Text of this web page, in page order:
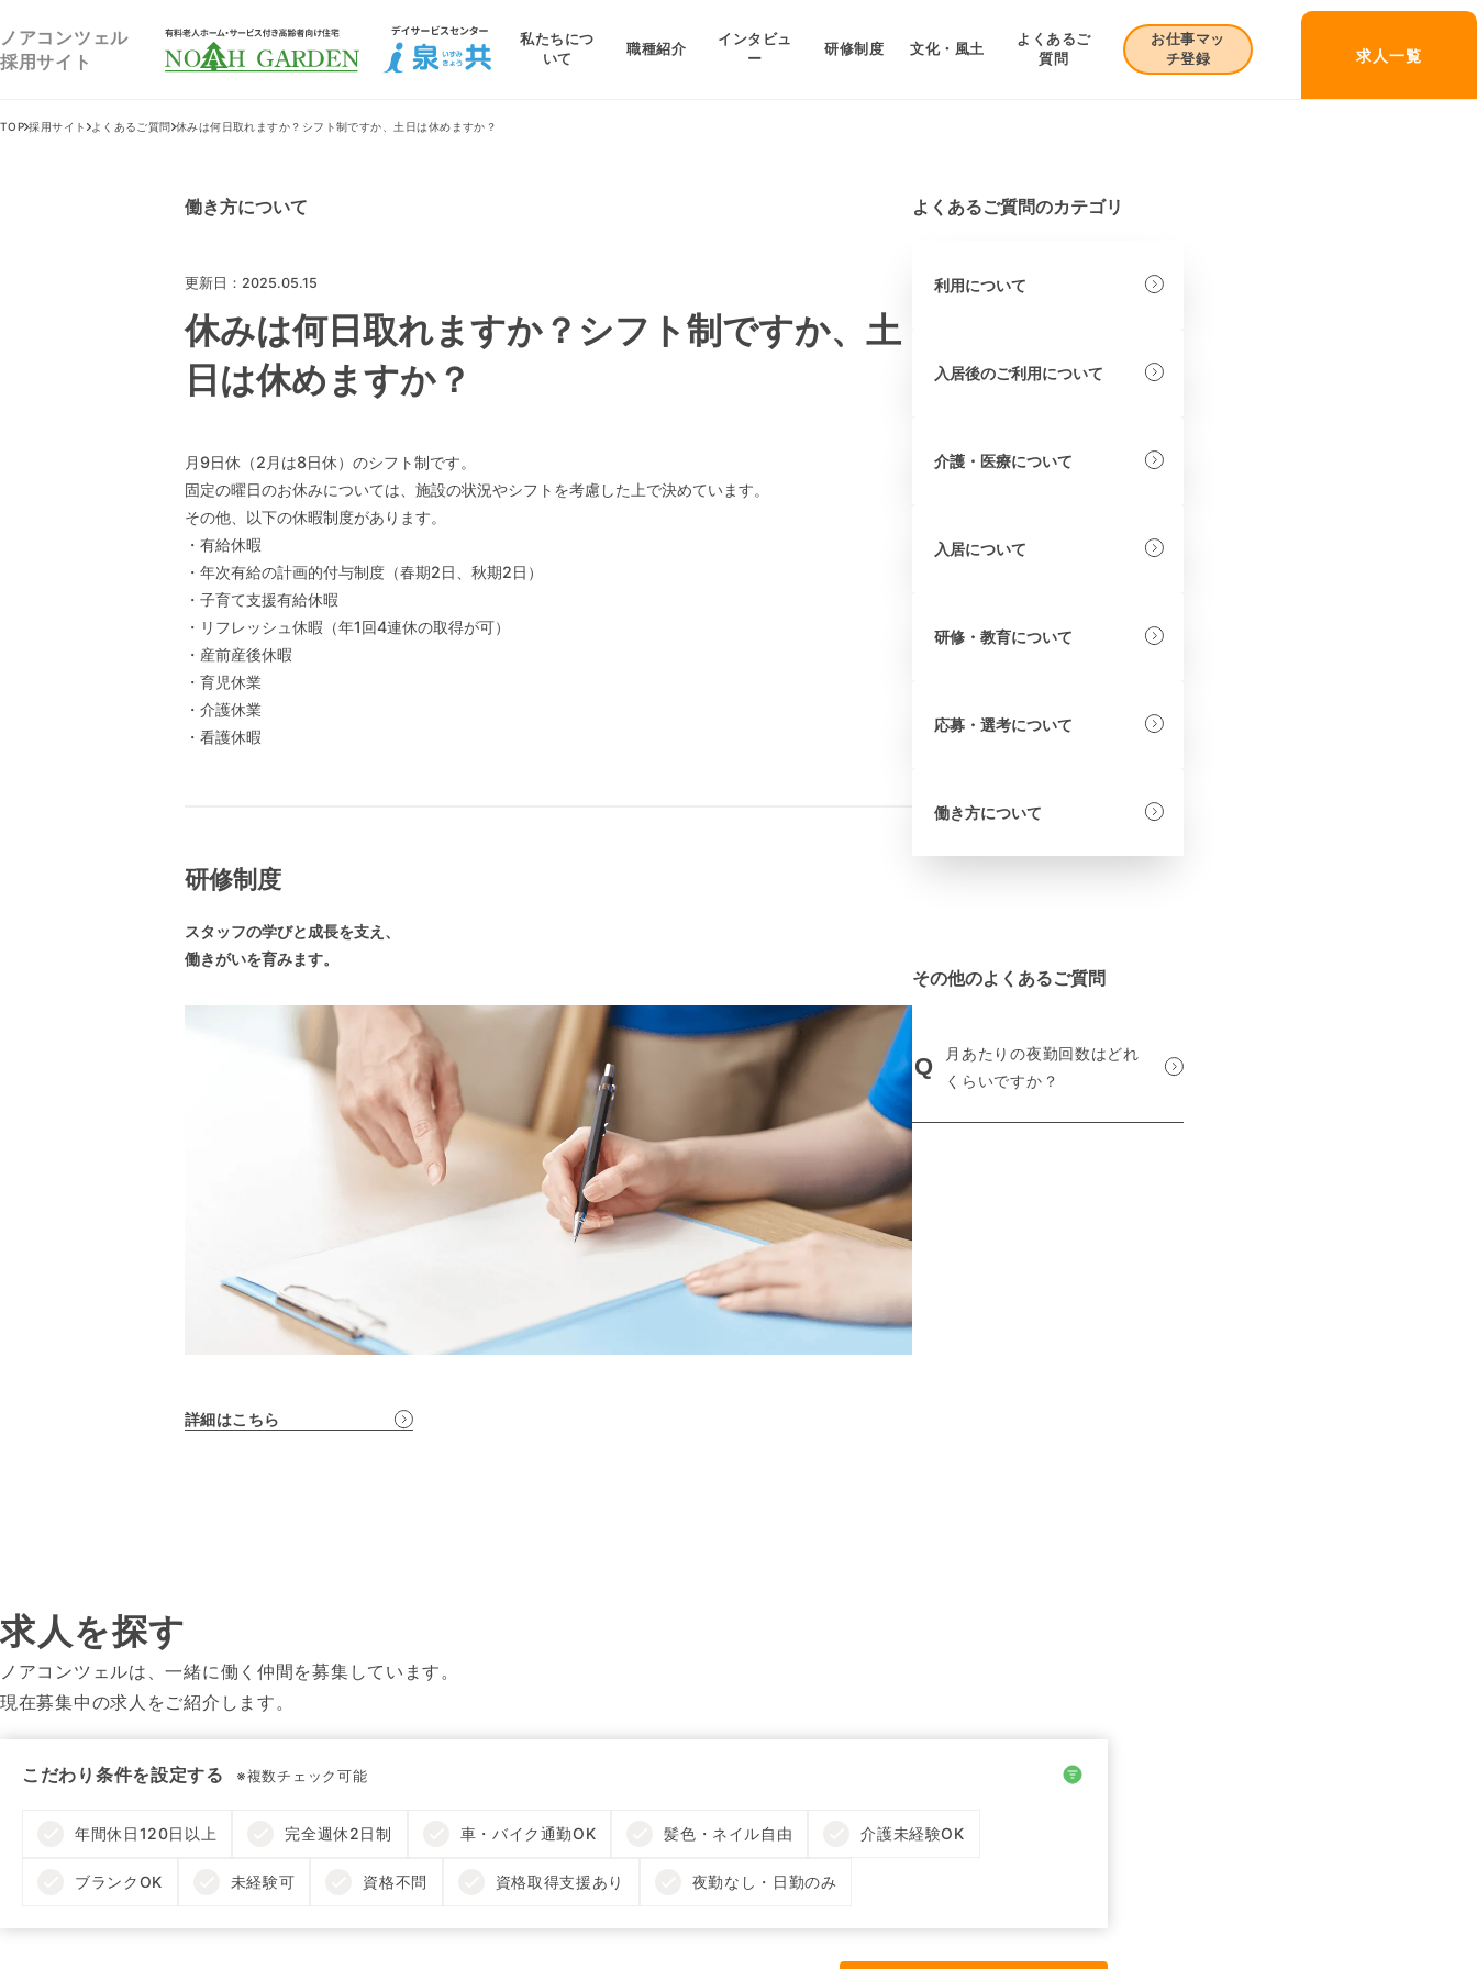
ノアコンツェル
採用サイト
福祉住宅NOAH GARDEN
私たちにつ
いて
職種紹介
インタビュ
ー
研修制度 文化・風土
よくあるご
質問
お仕事マッ
チ登録
求人一覧
TOP 採用サイト よくあるご質問 休みは何日取れますか？シフト制ですか、土日は休めますか？
働き方について
更新日：2025.05.15
休みは何日取れますか？シフト制ですか、土
日は休めますか？
月9日休（2月は8日休）のシフト制です。
固定の曜日のお休みについては、施設の状況やシフトを考慮した上で決めています。
その他、以下の休暇制度があります。
・有給休暇
・年次有給の計画的付与制度（春期2日、秋期2日）
・子育て支援有給休暇
・リフレッシュ休暇（年1回4連休の取得が可）
・産前産後休暇
・育児休業
・介護休業
・看護休暇
研修制度
スタッフの学びと成長を支え、
働きがいを育みます。
詳細はこちら
よくあるご質問のカテゴリ
利用について
入居後のご利用について
介護・医療について
入居について
研修・教育について
応募・選考について
働き方について
その他のよくあるご質問
Q
月あたりの夜勤回数はどれ
くらいですか？
求人を探す
ノアコンツェルは、一緒に働く仲間を募集しています。
現在募集中の求人をご紹介します。
こだわり条件を設定する ※複数チェック可能
年間休日120日以上 完全週休2日制 車・バイク通勤OK 髪色・ネイル自由 介護未経験OK
ブランクOK 未経験可 資格不問 資格取得支援あり 夜勤なし・日勤のみ